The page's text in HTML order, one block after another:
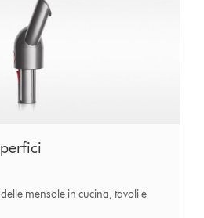
mensole in cucina, tavoli e